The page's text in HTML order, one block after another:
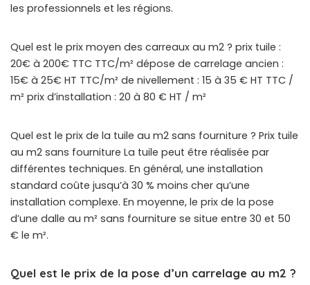
les professionnels et les régions.
Quel est le prix moyen des carreaux au m2 ? prix tuile :
20€ à 200€ TTC TTC/m² dépose de carrelage ancien :
15€ à 25€ HT TTC/m² de nivellement : 15 à 35 € HT TTC /
m² prix d’installation : 20 à 80 € HT / m²
Quel est le prix de la tuile au m2 sans fourniture ? Prix ​​tuile
au m2 sans fourniture La tuile peut être réalisée par
différentes techniques. En général, une installation
standard coûte jusqu’à 30 % moins cher qu’une
installation complexe. En moyenne, le prix de la pose
d’une dalle au m² sans fourniture se situe entre 30 et 50
€ le m².
Quel est le prix de la pose d’un carrelage au m2 ?